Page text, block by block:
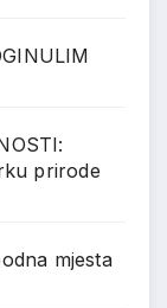
prirode
mjesta